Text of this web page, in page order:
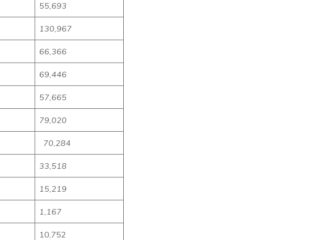
55,693
130,967
66,366
69,446
57,665
79,020
70,284
33,518
15,219
1,167
10,752